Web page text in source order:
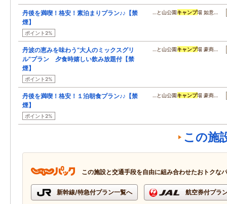
丹後を満喫！格安！素泊まりプラン♪♪【禁
煙】
ポイント2%
…と山公園キャンプ場 如意…
丹波の恵みを味わう“大人のミックスグリ
ル”プラン 夕食時嬉しい飲み放題付【禁
煙】
ポイント2%
…と山公園キャンプ場 豪商…
丹後を満喫！格安！１泊朝食プラン♪♪【禁
煙】
ポイント2%
…と山公園キャンプ場 豪商…
この施
この施設と交通手段を自由に組み合わせたおトクな
新幹線/特急付プラン一覧へ 航空券付プラ